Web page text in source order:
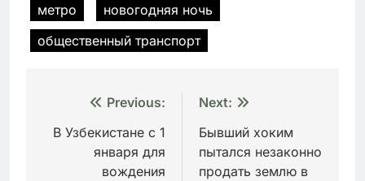
метро
новогодняя ночь
общественный транспорт
Навигация
по
записям
Previous:
В Узбекистане с 1
января для
вождения
Next:
Бывший хоким
пытался незаконно
продать землю в